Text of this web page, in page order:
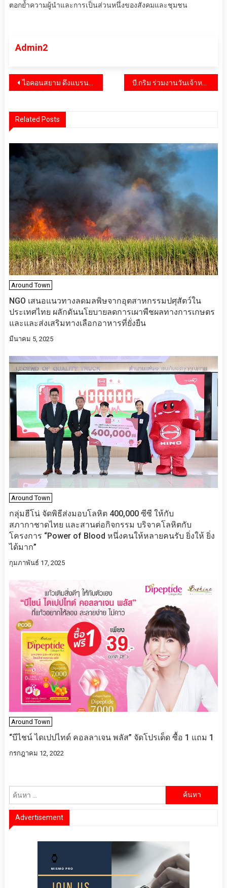
ตอกย้ำความผู้นำและการเป็นส่วนหนึ่งของสังคมและชุมชน
Admin2
แนะแนว
ไอคอนสยาม ดึงแบรนด์หรูระดับโลก ตอกย้ำ Global Experiential Destination อันดับหนึ่งของไทย บี.กริม ร่วมงานวันเจ้าหน้าที่พิทักษ์ป่าโลก สนับสนุนการทำงานของเจ้าหน้าที่พิทักษ์ป่า
Related Posts
Around Town
NGO เสนอแนวทางลดมลพิษจากอุตสาหกรรมปศุสัตว์ใน
ประเทศไทย ผลักดันนโยบายลดการเผาพืชผลทางการเกษตร
และและส่งเสริมทางเลือกอาหารที่ยั่งยืน
มีนาคม 5, 2025
Around Town
กลุ่มฮีโน่ จัดพิธีส่งมอบโลหิต 400,000 ซีซี ให้กับ
สภากาชาดไทย และสานต่อกิจกรรม บริจาคโลหิตกับ
โครงการ “Power of Blood หนึ่งคนให้หลายคนรับ ยิ่งให้ ยิ่ง
ได้มาก”
กุมภาพันธ์ 17, 2025
Around Town
“บีไชน์ ไดเปปไทด์ คอลลาเจน พลัส” จัดโปรเด็ด ซื้อ 1 แถม 1
กรกฎาคม 12, 2022
Advertisement